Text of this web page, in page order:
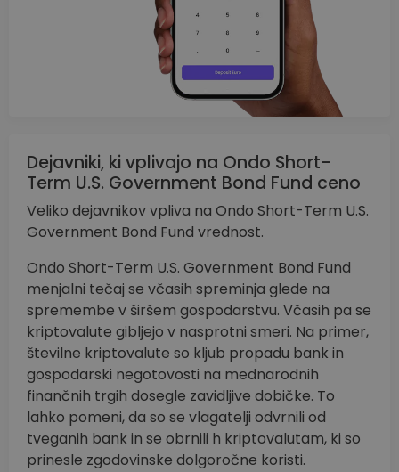
Dejavniki, ki vplivajo na Ondo Short-
Term U.S. Government Bond Fund ceno
Veliko dejavnikov vpliva na Ondo Short-Term U.S.
Government Bond Fund vrednost.
Ondo Short-Term U.S. Government Bond Fund
menjalni tečaj se včasih spreminja glede na
spremembe v širšem gospodarstvu. Včasih pa se
kriptovalute gibljejo v nasprotni smeri. Na primer,
številne kriptovalute so kljub propadu bank in
gospodarski negotovosti na mednarodnih
finančnih trgih dosegle zavidljive dobičke. To
lahko pomeni, da so se vlagatelji odvrnili od
tveganih bank in se obrnili h kriptovalutam, ki so
prinesle zgodovinske dolgoročne koristi.